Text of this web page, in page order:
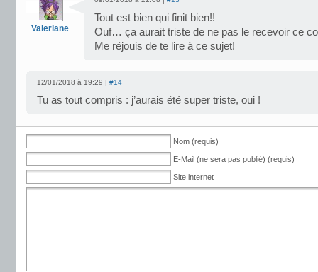
Valeriane
Tout est bien qui finit bien!!
Ouf… ça aurait triste de ne pas le recevoir ce
Me réjouis de te lire à ce sujet!
12/01/2018 à 19:29 | #14
Tu as tout compris : j’aurais été super triste, oui !
Nom (requis)
E-Mail (ne sera pas publié) (requis)
Site internet